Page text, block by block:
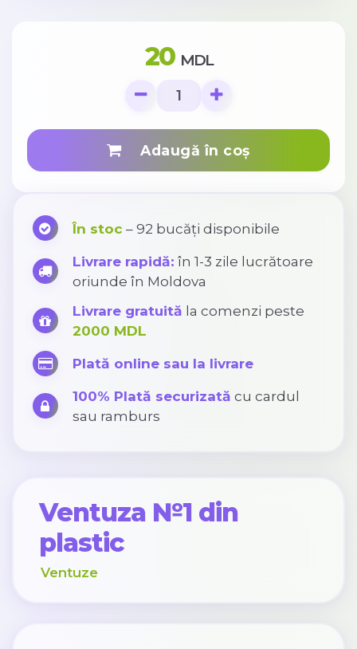
20 MDL
Adaugă în coș
În stoc – 92 bucăți disponibile
Livrare rapidă: în 1-3 zile lucrătoare
oriunde în Moldova
Livrare gratuită la comenzi peste
2000 MDL
Plată online sau la livrare
100% Plată securizată cu cardul
sau ramburs
Ventuza №1 din
plastic
Ventuze